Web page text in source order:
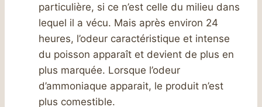
particulière, si ce n’est celle du milieu dans
lequel il a vécu. Mais après environ 24
heures, l’odeur caractéristique et intense
du poisson apparaît et devient de plus en
plus marquée. Lorsque l’odeur
d’ammoniaque apparait, le produit n’est
plus comestible.